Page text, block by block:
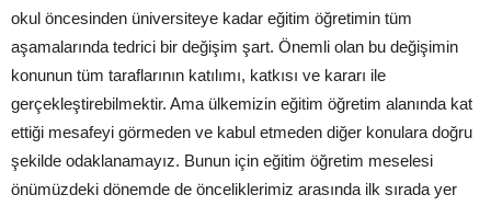
okul öncesinden üniversiteye kadar eğitim öğretimin tüm
aşamalarında tedrici bir değişim şart. Önemli olan bu değişimin
konunun tüm taraflarının katılımı, katkısı ve kararı ile
gerçekleştirebilmektir. Ama ülkemizin eğitim öğretim alanında kat
ettiği mesafeyi görmeden ve kabul etmeden diğer konulara doğru
şekilde odaklanamayız. Bunun için eğitim öğretim meselesi
önümüzdeki dönemde de önceliklerimiz arasında ilk sırada yer